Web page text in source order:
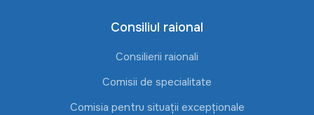
Consiliul raional
Consilierii raionali
Comisii de specialitate
Comisia pentru situații excepționale